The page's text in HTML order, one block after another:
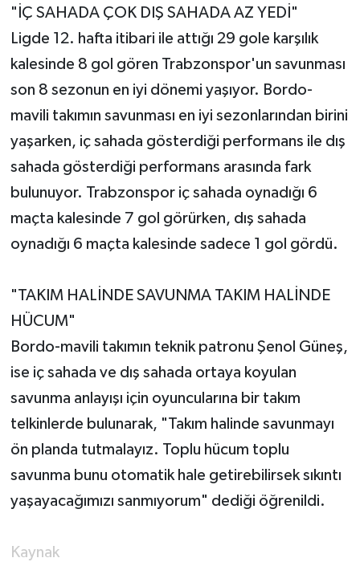
"İÇ SAHADA ÇOK DIŞ SAHADA AZ YEDİ"
Ligde 12. hafta itibari ile attığı 29 gole karşılık
kalesinde 8 gol gören Trabzonspor'un savunması
son 8 sezonun en iyi dönemi yaşıyor. Bordo-
mavili takımın savunması en iyi sezonlarından birini
yaşarken, iç sahada gösterdiği performans ile dış
sahada gösterdiği performans arasında fark
bulunuyor. Trabzonspor iç sahada oynadığı 6
maçta kalesinde 7 gol görürken, dış sahada
oynadığı 6 maçta kalesinde sadece 1 gol gördü.
"TAKIM HALİNDE SAVUNMA TAKIM HALİNDE
HÜCUM"
Bordo-mavili takımın teknik patronu Şenol Güneş,
ise iç sahada ve dış sahada ortaya koyulan
savunma anlayışı için oyuncularına bir takım
telkinlerde bulunarak, "Takım halinde savunmayı
ön planda tutmalayız. Toplu hücum toplu
savunma bunu otomatik hale getirebilirsek sıkıntı
yaşayacağımızı sanmıyorum" dediği öğrenildi.
Kaynak